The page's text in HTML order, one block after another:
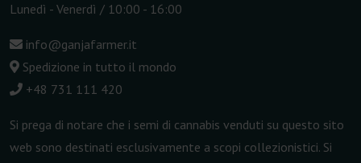
Lunedì - Venerdì / 10:00 - 16:00
info@ganjafarmer.it
Spedizione in tutto il mondo
+48 731 111 420
Si prega di notare che i semi di cannabis venduti su questo sito
web sono destinati esclusivamente a scopi collezionistici. Si